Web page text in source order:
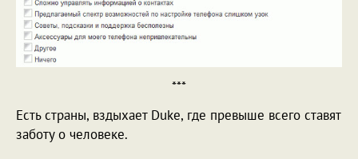
***
Есть страны, вздыхает Duke, где превыше всего ставят
заботу о человеке.